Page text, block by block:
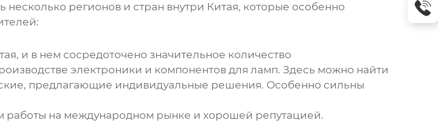
регионов и стран внутри Китая, которые особенно
и в нем сосредоточено значительное количество
электроники и компонентов для ламп. Здесь можно найти
предлагающие индивидуальные решения. Особенно сильны
работы на международном рынке и хорошей репутацией.